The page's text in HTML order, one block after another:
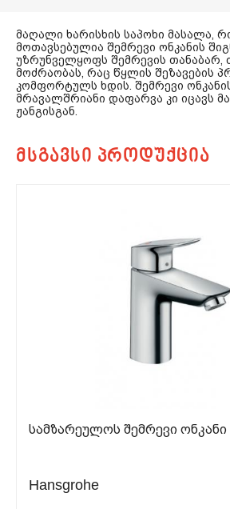
მაღალი ხარისხის საპოხი მასალა,
მოთავსებულია შემრევი ონკანის
უზრუნველყოფს შემრევის თანაბარ,
მოძრაობას, რაც წყლის შეზავების
კომფორტულს ხდის. შემრევი
მრავალშრიანი დაფარვა კი იცავს
ჟანგისგან.
ᲡᲐᲛᲖᲐᲠᲔᲣᲚᲝᲡ ᲨᲔᲛᲠᲔᲕᲘ ᲝᲜᲙᲐᲜᲘ
Hansgrohe